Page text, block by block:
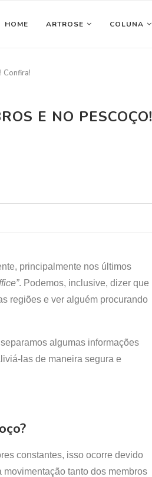
HOME ARTROSE COLUNA
Confira!
E NO PESCOÇO!
principalmente nos últimos
. Podemos, inclusive, dizer que
regiões e ver alguém procurando
algumas informações
las de maneira segura e
constantes, isso ocorre devido
tanto dos membros